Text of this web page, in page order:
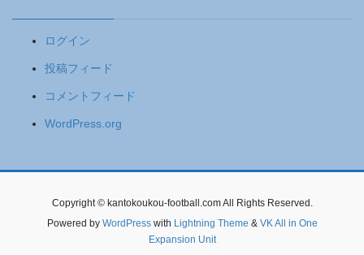
ログイン
投稿フィード
コメントフィード
WordPress.org
Copyright © kantokoukou-football.com All Rights Reserved.
Powered by WordPresswith Lightning Theme & VK All in One
Expansion Unit